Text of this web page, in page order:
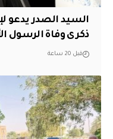
السيد الصدر يدعو
ذكرى وفاة الرسول
قبل 20 ساعة